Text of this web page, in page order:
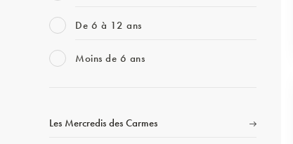
De 6 à 12 ans
Moins de 6 ans
Les Mercredis des Carmes